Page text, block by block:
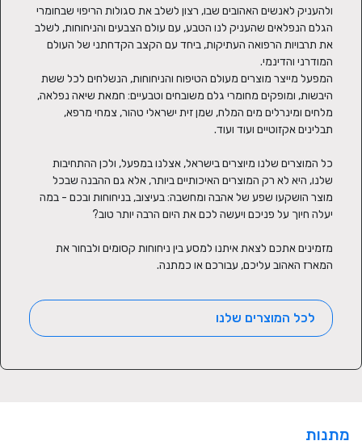
המארז האהוב עליכם, עבורכם או כמתנה.
לכל המוצרים שלנו
מתנות